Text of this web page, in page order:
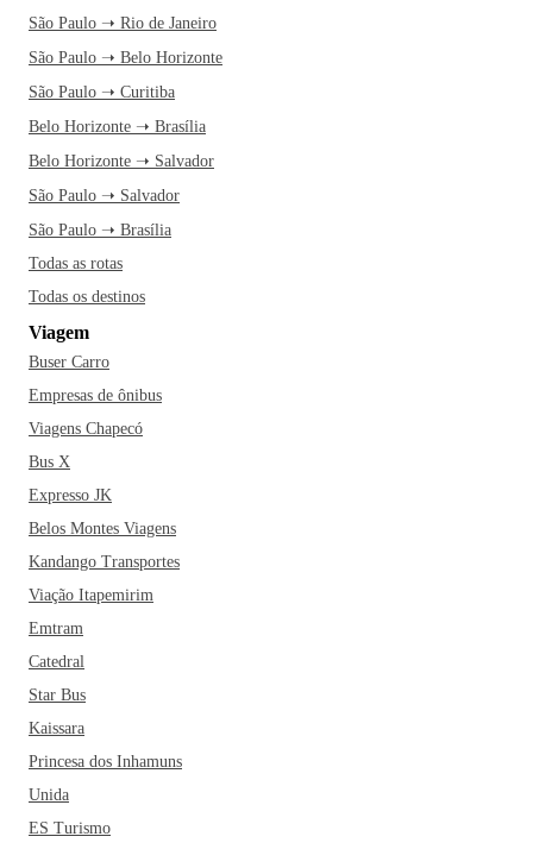
São Paulo ➝ Rio de Janeiro
São Paulo ➝ Belo Horizonte
São Paulo ➝ Curitiba
Belo Horizonte ➝ Brasília
Belo Horizonte ➝ Salvador
São Paulo ➝ Salvador
São Paulo ➝ Brasília
Todas as rotas
Todas os destinos
Viagem
Buser Carro
Empresas de ônibus
Viagens Chapecó
Bus X
Expresso JK
Belos Montes Viagens
Kandango Transportes
Viação Itapemirim
Emtram
Catedral
Star Bus
Kaissara
Princesa dos Inhamuns
Unida
ES Turismo